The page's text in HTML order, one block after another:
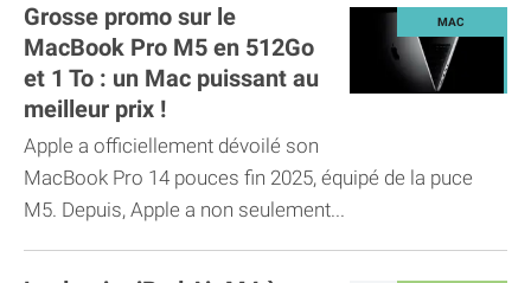
Grosse promo sur le
MacBook Pro M5 en 512Go
et 1 To : un Mac puissant au
meilleur prix !
Apple a officiellement dévoilé son
MacBook Pro 14 pouces fin 2025, équipé de la puce
M5. Depuis, Apple a non seulement...